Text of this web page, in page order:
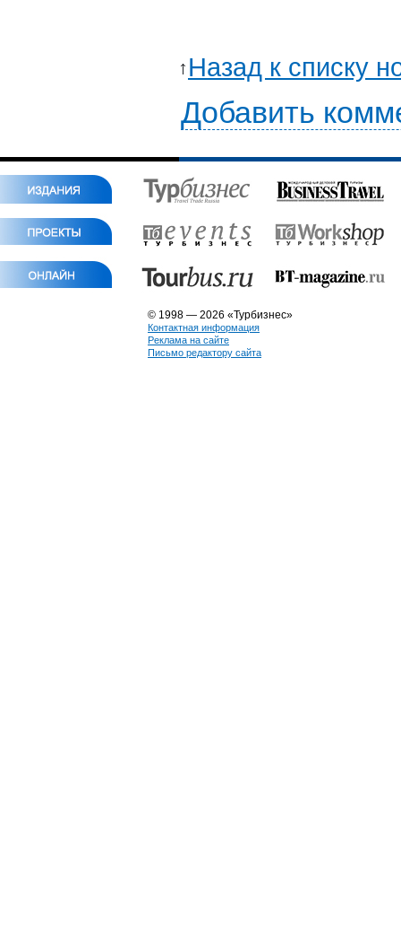
Назад к списку
Добавить
© 1998 — 2026 «Турбизнес»
Контактная информация
Реклама на сайте
Письмо редактору сайта